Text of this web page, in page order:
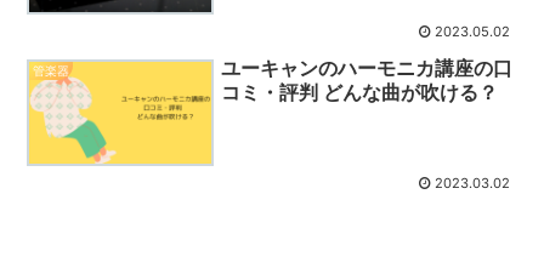
2023.05.02
管楽器
ユーキャンのハーモニカ講座の口
コミ・評判 どんな曲が吹ける？
2023.03.02